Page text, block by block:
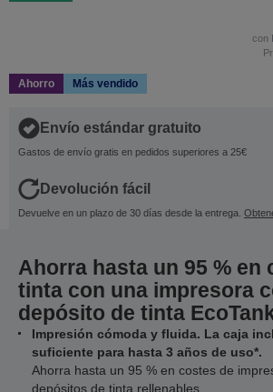
con
Ahorro Más vendido
Envío estándar gratuito
Gastos de envío gratis en pedidos superiores a 25€
Devolución fácil
Devuelve en un plazo de 30 días desde la entrega.
Ahorra hasta un 95 % en
tinta con una impresora
depósito de tinta
Impresión cómoda y fluida. La caja
suficiente para hasta 3 años de uso*.
Ahorra hasta un 95 % en costes de
depósitos de tinta rellenables